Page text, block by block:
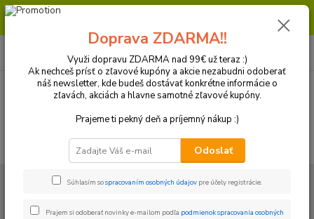
Milí zákazníci, pri objednávke nad 99€ získate poštovné ZDARMA.
(Po-Pia, 8:30-16:30 hod.)
Brzdový systém Platničky
Brzdové platničky Moto-Master
Doprava ZDARMA!!
Využi dopravu ZDARMA nad 99€ už teraz :)
Ak nechceš prísť o zľavové kupóny a akcie nezabudni odoberať
náš newsletter, kde budeš dostávať konkrétne informácie o
zľavách, akciách a hlavne samotné zľavové kupóny.
Prajeme ti pekný deň a príjemný nákup :)
Odoslať
Súhlasím sospracovaním osobných údajov pre účely registrácie.
Prajem si odoberať novinky e-mailom podľa podmienok spracovania osobných